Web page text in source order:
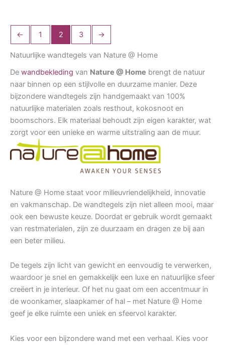
← 1 2 3 →
Natuurlijke wandtegels van Nature @ Home
De wandbekleding van Nature @ Home brengt de natuur
naar binnen op een stijlvolle en duurzame manier. Deze
bijzondere wandtegels zijn handgemaakt van 100%
natuurlijke materialen zoals resthout, kokosnoot en
boomschors. Elk materiaal behoudt zijn eigen karakter, wat
zorgt voor een unieke en warme uitstraling aan de muur.
Nature @ Home staat voor milieuvriendelijkheid, innovatie
en vakmanschap. De wandtegels zijn niet alleen mooi, maar
ook een bewuste keuze. Doordat er gebruik wordt gemaakt
van restmaterialen, zijn ze duurzaam en dragen ze bij aan
een beter milieu.
De tegels zijn licht van gewicht en eenvoudig te verwerken,
waardoor je snel en gemakkelijk een luxe en natuurlijke sfeer
creëert in je interieur. Of het nu gaat om een accentmuur in
de woonkamer, slaapkamer of hal – met Nature @ Home
geef je elke ruimte een uniek en sfeervol karakter.
Kies voor een bijzondere wand met een verhaal. Kies voor